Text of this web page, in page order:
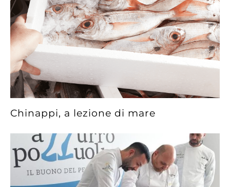
Chinappi, a lezione di mare